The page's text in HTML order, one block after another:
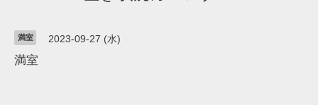
満室 2023-09-27 (水)
満室